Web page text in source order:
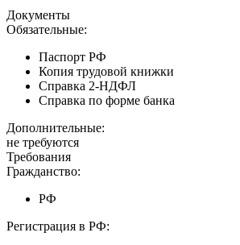
Документы
Обязательные:
Паспорт РФ
Копия трудовой книжки
Справка 2-НДФЛ
Справка по форме банка
Дополнительные:
не требуются
Требования
Гражданство:
РФ
Регистрация в РФ: